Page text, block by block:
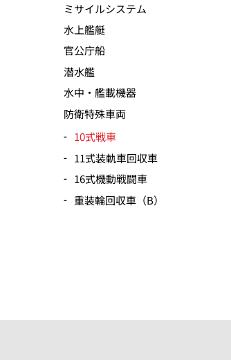
ミサイルシステム
水上艦艇
官公庁船
潜水艦
水中・艦載機器
防衛特殊車両
10式戦車
11式装軌車回収車
16式機動戦闘車
重装輪回収車（B）